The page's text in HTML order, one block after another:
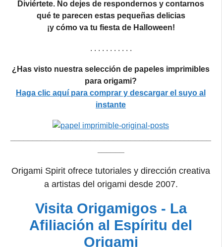
Diviértete. No dejes de respondernos y contarnos
qué te parecen estas pequeñas delicias
¡y cómo va tu fiesta de Halloween!
. . . . . . . . . . .
¿Has visto nuestra selección de papeles imprimibles
para origami?
Haga clic aquí para comprar y descargar el suyo al
instante
Origami Spirit ofrece tutoriales y dirección creativa
a artistas del origami desde 2007.
Visita Origamigos - La
Afiliación al Espíritu del
Origami